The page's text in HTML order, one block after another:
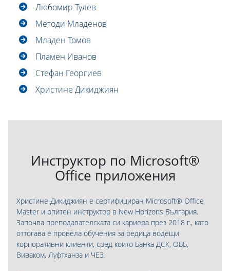
Любомир Тулев
Методи Младенов
Младен Томов
Пламен Иванов
Стефан Георгиев
Христине Дикиджиян
Инструктор по Microsoft®
Office приложения
Христине Дикиджиян е сертифициран Microsoft® Office
Master и опитен инструктор в New Horizons България.
Започва преподавателската си кариера през 2018 г., като
оттогава е провела обучения за редица водещи
корпоративни клиенти, сред които Банка ДСК, ОББ,
Виваком, Луфтханза и ЧЕЗ.